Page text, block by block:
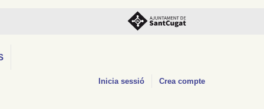
Inicia sessió Crea compte